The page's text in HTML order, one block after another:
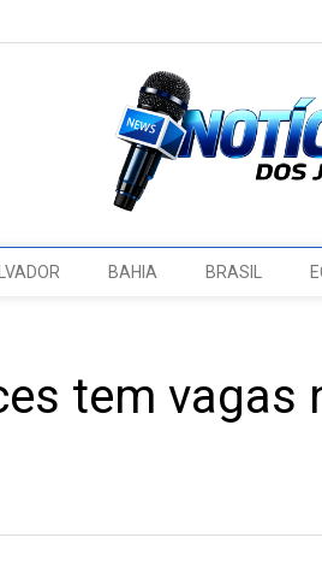
BAHIA BRASIL
tem vagas